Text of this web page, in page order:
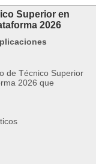
Superior en
2026
de Técnico Superior
2026 que